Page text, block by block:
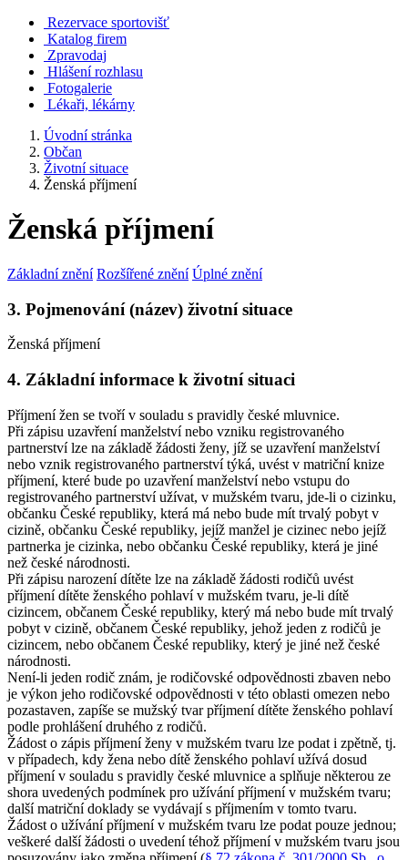
Rezervace sportovišť
Katalog firem
Zpravodaj
Hlášení rozhlasu
Fotogalerie
Lékaři, lékárny
Úvodní stránka
Občan
Životní situace
Ženská příjmení
Ženská příjmení
Základní znění Rozšířené znění Úplné znění
3. Pojmenování (název) životní situace
Ženská příjmení
4. Základní informace k životní situaci
Příjmení žen se tvoří v souladu s pravidly české mluvnice.
Při zápisu uzavření manželství nebo vzniku registrovaného
partnerství lze na základě žádosti ženy, jíž se uzavření manželství
nebo vznik registrovaného partnerství týká, uvést v matriční knize
příjmení, které bude po uzavření manželství nebo vstupu do
registrovaného partnerství užívat, v mužském tvaru, jde-li o cizinku,
občanku České republiky, která má nebo bude mít trvalý pobyt v
cizině, občanku České republiky, jejíž manžel je cizinec nebo jejíž
partnerka je cizinka, nebo občanku České republiky, která je jiné
než české národnosti.
Při zápisu narození dítěte lze na základě žádosti rodičů uvést
příjmení dítěte ženského pohlaví v mužském tvaru, je-li dítě
cizincem, občanem České republiky, který má nebo bude mít trvalý
pobyt v cizině, občanem České republiky, jehož jeden z rodičů je
cizincem, nebo občanem České republiky, který je jiné než české
národnosti.
Není-li jeden rodič znám, je rodičovské odpovědnosti zbaven nebo
je výkon jeho rodičovské odpovědnosti v této oblasti omezen nebo
pozastaven, zapíše se mužský tvar příjmení dítěte ženského pohlaví
podle prohlášení druhého z rodičů.
Žádost o zápis příjmení ženy v mužském tvaru lze podat i zpětně, tj.
v případech, kdy žena nebo dítě ženského pohlaví užívá dosud
příjmení v souladu s pravidly české mluvnice a splňuje některou ze
shora uvedených podmínek pro užívání příjmení v mužském tvaru;
další matriční doklady se vydávají s příjmením v tomto tvaru.
Žádost o užívání příjmení v mužském tvaru lze podat pouze jednou;
veškeré další žádosti o uvedení téhož příjmení v mužském tvaru jsou